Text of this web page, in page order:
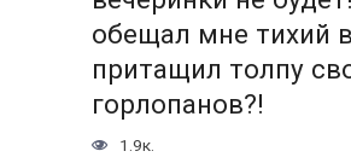
обещал мне тихий
притащил толпу
горлопанов?!
1.9к.